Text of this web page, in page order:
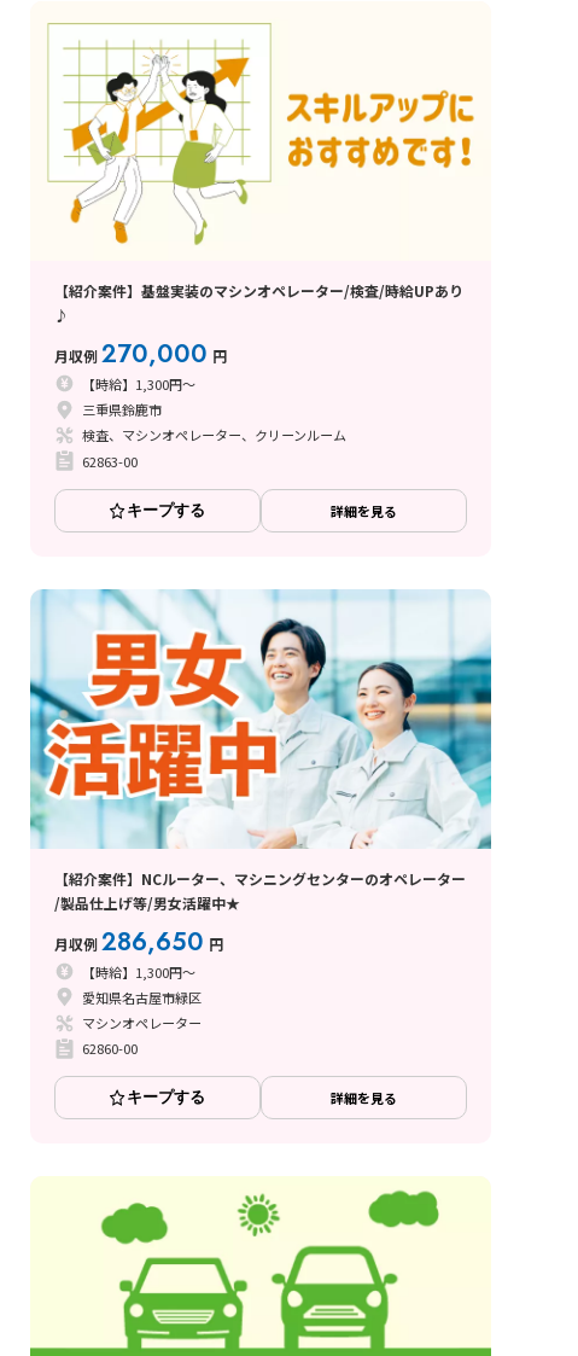
【紹介案件】基盤実装のマシンオペレーター/検査/時給UPあり
♪
月収例270,000 円
【時給】1,300円～
三重県鈴鹿市
検査、マシンオペレーター、クリーンルーム
62863-00
キープする 詳細を見る
【紹介案件】NCルーター、マシニングセンターのオペレーター
/製品仕上げ等/男女活躍中★
月収例286,650 円
【時給】1,300円～
愛知県名古屋市緑区
マシンオペレーター
62860-00
キープする 詳細を見る